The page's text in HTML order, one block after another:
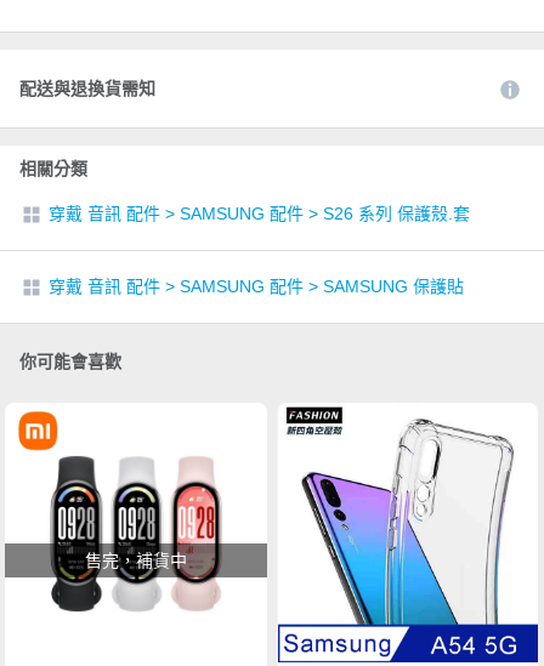
配送與退換貨需知
相關分類
穿戴 音訊 配件 > SAMSUNG 配件 > S26 系列 保護殼.套
穿戴 音訊 配件 > SAMSUNG 配件 > SAMSUNG 保護貼
你可能會喜歡
售完，補貨中